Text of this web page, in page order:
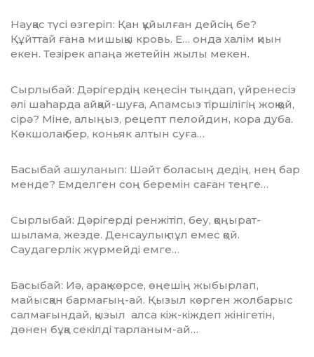
Науқас түсі өзгеріп: Қан құйылған дей­сің бе?
Құйттай ғана мишыққы кровь. Е… онда халім қиын
екен. Тезірек апаңа же­те­йін жылы мекен.
Сырлыбай: Дәрігердің кеңесін тың­дап, үйренесіз
әлі шаһарда айқай-шуға, Апамсыз тіршілігің жоқ қой,
сірә? Міне, алыңыз, рецепт пелойдин, кора дуба.
Көкшолақ бер, коньяк алтын суға…
Басыбай ашуланып: Шәйт боласың дедің, нең бар
менде? Емделген соң беремін саған теңге…
Сырлыбай: Дәрігерді ренжітіп, беу, қоңырат­
шылама, жезде. Денсаулық пұл емес қой.
Саудагерлік жүрмейді емге…
Басыбай: Иә, арақ көрсе, өңешің жыбырлап,
майысқан бармағың-ай. Қызыл көрген жолбарыс
салмағындай, қызыл алса кіж-кіждеп жінігетін,
дөнен бұқа секілді тарланым-ай…